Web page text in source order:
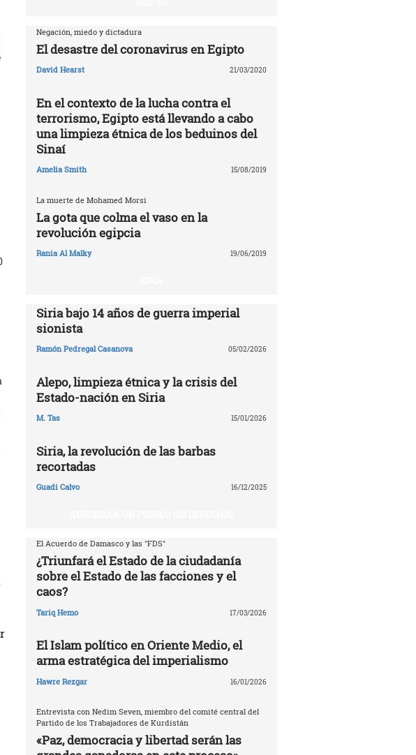
Negación, miedo y dictadura
El desastre del coronavirus en Egipto
David Hearst 21/03/2020
En el contexto de la lucha contra el
terrorismo, Egipto está llevando a cabo
una limpieza étnica de los beduinos del
Sinaí
Amelia Smith 15/08/2019
La muerte de Mohamed Morsi
La gota que colma el vaso en la
revolución egipcia
Rania Al Malky 19/06/2019
Siria bajo 14 años de guerra imperial
sionista
Ramón Pedregal Casanova 05/02/2026
Alepo, limpieza étnica y la crisis del
Estado-nación en Siria
M. Tas 15/01/2026
Siria, la revolución de las barbas
recortadas
Guadi Calvo 16/12/2025
El Acuerdo de Damasco y las "FDS"
¿Triunfará el Estado de la ciudadanía
sobre el Estado de las facciones y el
caos?
Tariq Hemo 17/03/2026
El Islam político en Oriente Medio, el
arma estratégica del imperialismo
Hawre Rezgar 16/01/2026
Entrevista con Nedim Seven, miembro del comité central del
Partido de los Trabajadores de Kurdistán
«Paz, democracia y libertad serán las